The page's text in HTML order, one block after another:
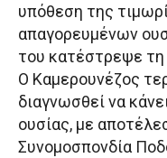
υπόθεση της
απαγορευμένων
του κατέστρεψε
Ο Καμερουνέζος
διαγνωσθεί να
ουσίας, με
Συνομοσπονδία